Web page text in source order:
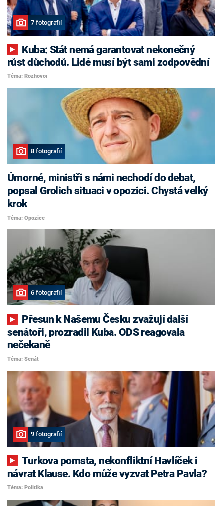
7 fotografií
růst důchodů. Lidé musí být sami zodpovědní
Téma: Rozhovor
8 fotografií
Úmorné, ministři s námi nechodí do debat,
popsal Grolich situaci v opozici. Chystá velký
krok
Téma: Opozice
6 fotografií
senátoři, prozradil Kuba. ODS reagovala
nečekaně
Téma: Senát
9 fotografií
Turkova pomsta, nekonfliktní Havlíček i
návrat Klause. Kdo může vyzvat Petra Pavla?
Téma: Politika